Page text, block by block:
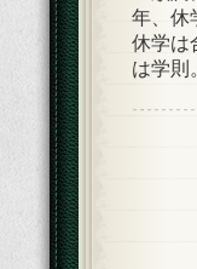
年、休
休学は
は学則。